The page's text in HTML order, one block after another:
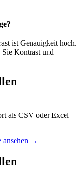
ist Genauigkeit hoch.
Sie Kontrast und
als CSV oder Excel
ansehen →